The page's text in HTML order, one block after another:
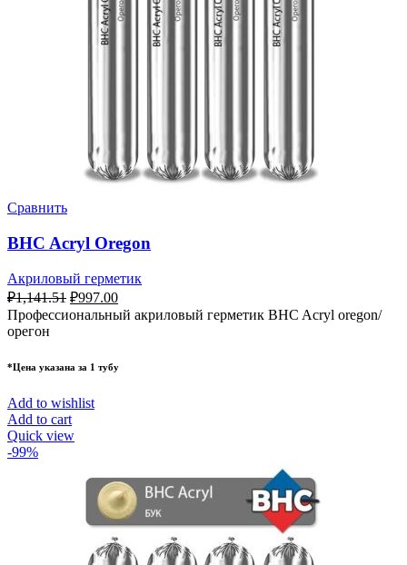
Сравнить
BHC Acryl Oregon
Акриловый герметик
₽1,141.51 ₽997.00
Профессиональный акриловый герметик BHC Acryl oregon/
орегон
*Цена указана за 1 тубу
Add to wishlist
Add to cart
Quick view
-99%